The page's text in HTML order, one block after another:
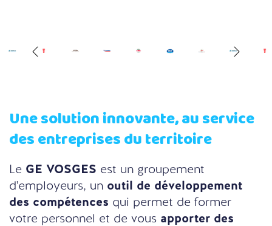
Une solution innovante, au service
des entreprises du territoire
Le GE VOSGES est un groupement
d'employeurs, un outil de développement
des compétences qui permet de former
votre personnel et de vous apporter des